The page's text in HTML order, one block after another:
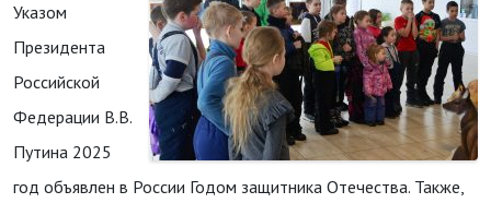
Указом
Президента
Российской
Федерации В.В.
Путина 2025
год объявлен в России Годом защитника Отечества. Также,